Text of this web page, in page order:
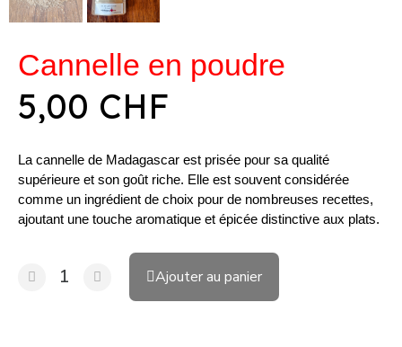
Cannelle en poudre
5,00 CHF
La cannelle de Madagascar est prisée pour sa qualité
supérieure et son goût riche. Elle est souvent considérée
comme un ingrédient de choix pour de nombreuses recettes,
ajoutant une touche aromatique et épicée distinctive aux plats.
Ajouter au panier